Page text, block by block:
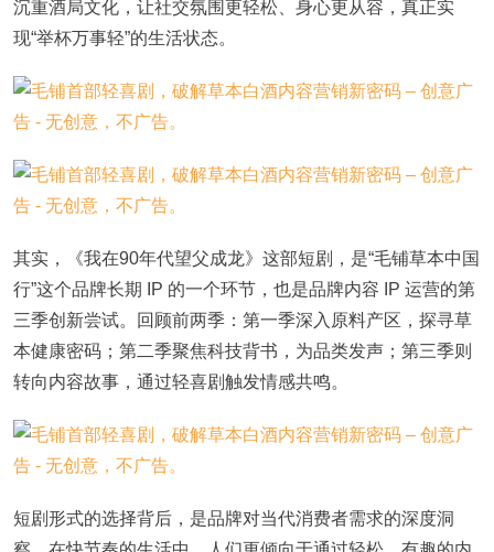
沉重酒局文化，让社交氛围更轻松、身心更从容，真正实
现“举杯万事轻”的生活状态。
其实，《我在90年代望父成龙》这部短剧，是“毛铺草本中国
行”这个品牌长期 IP 的一个环节，也是品牌内容 IP 运营的第
三季创新尝试。回顾前两季：第一季深入原料产区，探寻草
本健康密码；第二季聚焦科技背书，为品类发声；第三季则
转向内容故事，通过轻喜剧触发情感共鸣。
短剧形式的选择背后，是品牌对当代消费者需求的深度洞